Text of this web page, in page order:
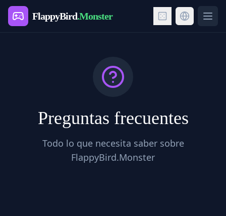
FlappyBird.Monster
Preguntas frecuentes
Todo lo que necesita saber sobre
FlappyBird.Monster